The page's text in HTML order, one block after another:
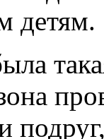
детям.